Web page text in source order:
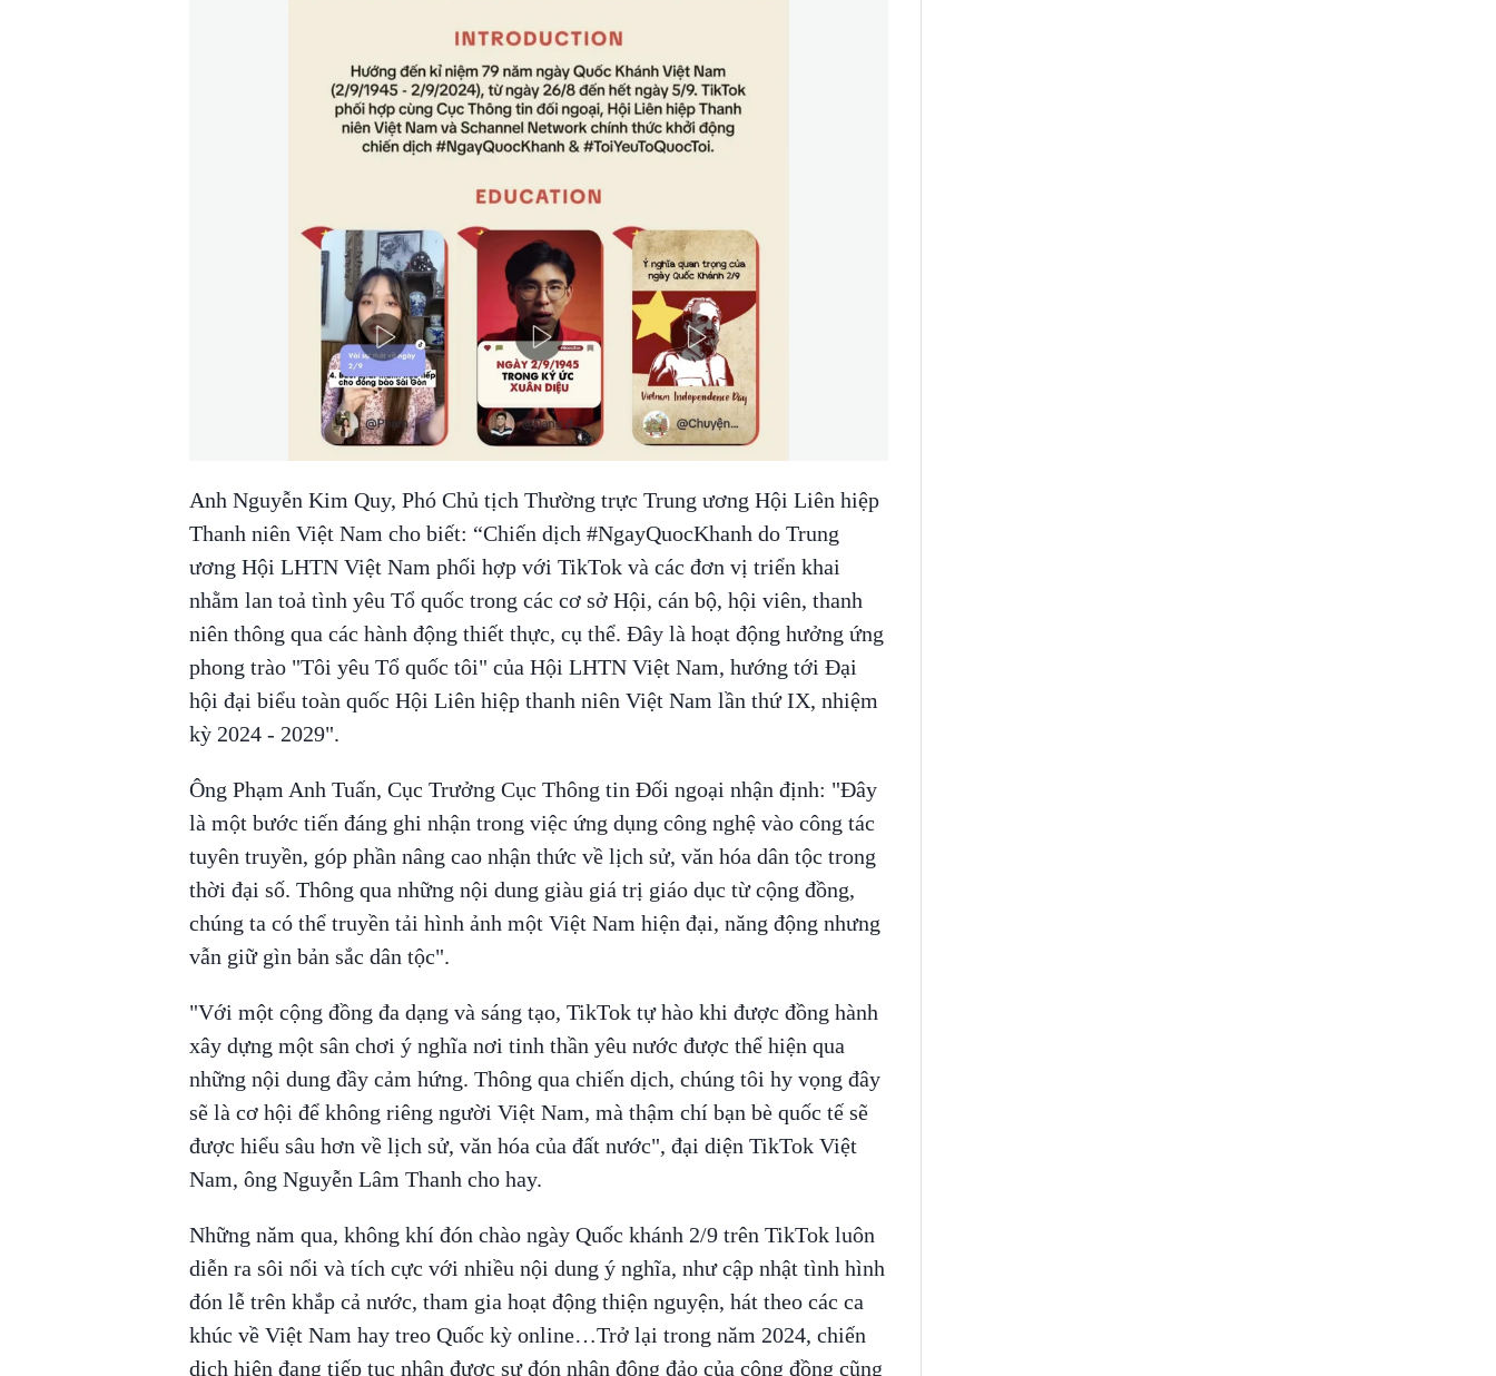
Anh Nguyễn Kim Quy, Phó Chủ tịch Thường trực Trung ương Hội Liên hiệp
Thanh niên Việt Nam cho biết: “Chiến dịch #NgayQuocKhanh do Trung
ương Hội LHTN Việt Nam phối hợp với TikTok và các đơn vị triển khai
nhằm lan toả tình yêu Tổ quốc trong các cơ sở Hội, cán bộ, hội viên, thanh
niên thông qua các hành động thiết thực, cụ thể. Đây là hoạt động hưởng ứng
phong trào "Tôi yêu Tổ quốc tôi" của Hội LHTN Việt Nam, hướng tới Đại
hội đại biểu toàn quốc Hội Liên hiệp thanh niên Việt Nam lần thứ IX, nhiệm
kỳ 2024 - 2029".
Ông Phạm Anh Tuấn, Cục Trưởng Cục Thông tin Đối ngoại nhận định: "Đây
là một bước tiến đáng ghi nhận trong việc ứng dụng công nghệ vào công tác
tuyên truyền, góp phần nâng cao nhận thức về lịch sử, văn hóa dân tộc trong
thời đại số. Thông qua những nội dung giàu giá trị giáo dục từ cộng đồng,
chúng ta có thể truyền tải hình ảnh một Việt Nam hiện đại, năng động nhưng
vẫn giữ gìn bản sắc dân tộc".
"Với một cộng đồng đa dạng và sáng tạo, TikTok tự hào khi được đồng hành
xây dựng một sân chơi ý nghĩa nơi tinh thần yêu nước được thể hiện qua
những nội dung đầy cảm hứng. Thông qua chiến dịch, chúng tôi hy vọng đây
sẽ là cơ hội để không riêng người Việt Nam, mà thậm chí bạn bè quốc tế sẽ
được hiểu sâu hơn về lịch sử, văn hóa của đất nước", đại diện TikTok Việt
Nam, ông Nguyễn Lâm Thanh cho hay.
Những năm qua, không khí đón chào ngày Quốc khánh 2/9 trên TikTok luôn
diễn ra sôi nổi và tích cực với nhiều nội dung ý nghĩa, như cập nhật tình hình
đón lễ trên khắp cả nước, tham gia hoạt động thiện nguyện, hát theo các ca
khúc về Việt Nam hay treo Quốc kỳ online…Trở lại trong năm 2024, chiến
dịch hiện đang tiếp tục nhận được sự đón nhận đông đảo của cộng đồng cũng